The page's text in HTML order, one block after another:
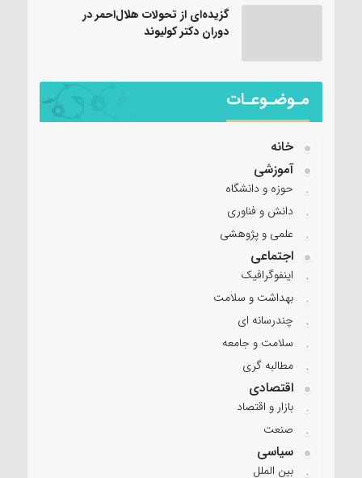
گزیده‌ای از تحولات هلال‌احمر در
دوران دکتر کولیوند
مـوضـوعـات
خانه
آموزشی
حوزه و دانشگاه
دانش و فناوری
علمی و پژوهشی
اجتماعی
اینفوگرافیک
بهداشت و سلامت
چندرسانه ای
سلامت و جامعه
مطالبه گری
اقتصادی
بازار و اقتصاد
صنعت
سیاسی
بین الملل